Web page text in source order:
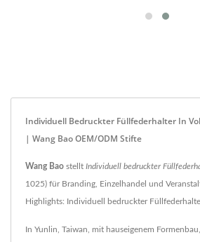
Individuell Bedruckter Füllfederhalter In
| Wang Bao OEM/ODM Stifte
Wang Bao stellt Individuell bedruckter
1025) für Branding, Einzelhandel und
Highlights: Individuell bedruckter
In Yunlin, Taiwan, mit hauseigenem Formenbau,